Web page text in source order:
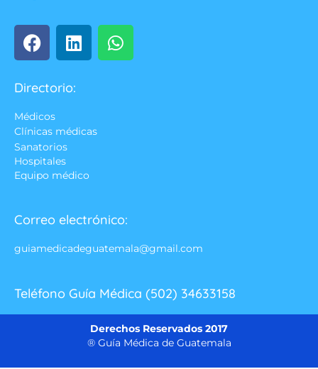
Directorio:
Médicos
Clínicas médicas
Sanatorios
Hospitales
Equipo médico
Correo electrónico:
guiamedicadeguatemala@gmail.com
Teléfono Guía Médica (502) 34633158
Derechos Reservados 2017
® Guía Médica de Guatemala